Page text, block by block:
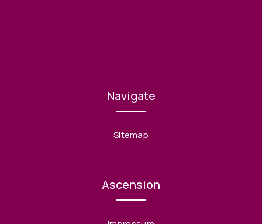
Navigate
Sitemap
Ascension